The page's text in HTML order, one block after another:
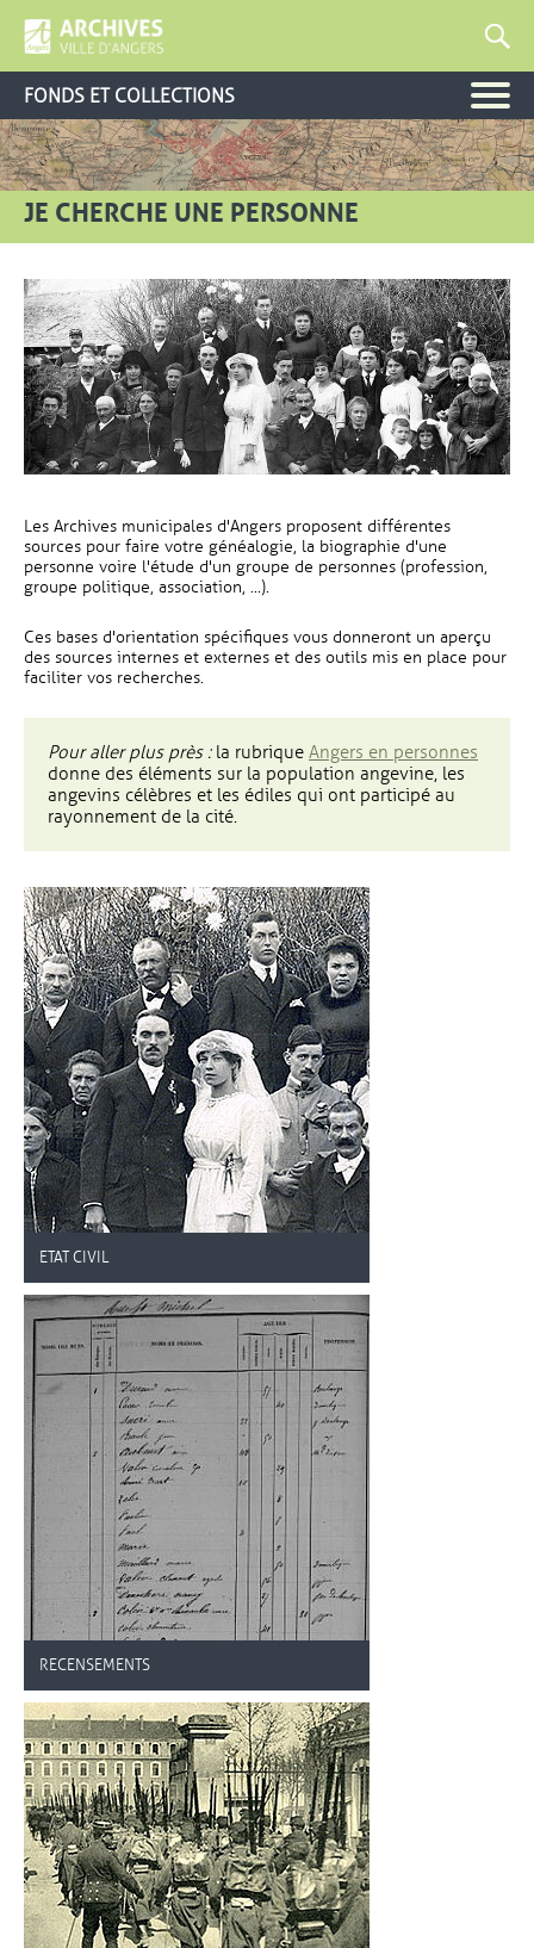
FONDS ET COLLECTIONS
JE CHERCHE UNE PERSONNE
Les Archives municipales d'Angers proposent différentes
sources pour faire votre généalogie, la biographie d'une
personne voire l'étude d'un groupe de personnes (profession,
groupe politique, association, ...).
Ces bases d'orientation spécifiques vous donneront un aperçu
des sources internes et externes et des outils mis en place pour
faciliter vos recherches.
Pour aller plus près : la rubrique Angers en personnes
donne des éléments sur la population angevine, les
angevins célèbres et les édiles qui ont participé au
rayonnement de la cité.
ETAT CIVIL
RECENSEMENTS